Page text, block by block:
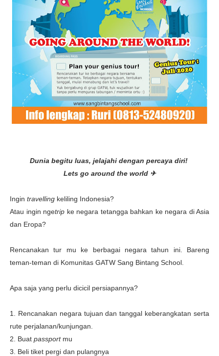
Dunia begitu luas, jelajahi dengan percaya diri!
Lets go around the world ✈
Ingin travelling keliling Indonesia?
Atau ingin ngetrip ke negara tetangga bahkan ke negara di Asia
dan Eropa?
Rencanakan tur mu ke berbagai negara tahun ini. Bareng
teman-teman di Komunitas GATW Sang Bintang School.
Apa saja yang perlu dicicil persiapannya?
1. Rencanakan negara tujuan dan tanggal keberangkatan serta
rute perjalanan/kunjungan.
2. Buat passport mu
3. Beli tiket pergi dan pulangnya